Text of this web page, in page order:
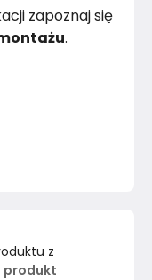
zapoznaj się
.
z
produkt